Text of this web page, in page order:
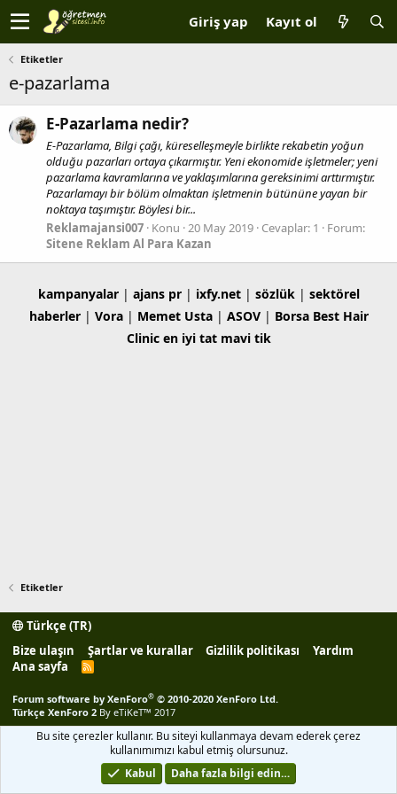
Giriş yap Kayıt ol
Etiketler
e-pazarlama
E-Pazarlama nedir?
E-Pazarlama, Bilgi çağı, küreselleşmeyle birlikte rekabetin yoğun
olduğu pazarları ortaya çıkarmıştır. Yeni ekonomide işletmeler; yeni
pazarlama kavramlarına ve yaklaşımlarına gereksinimi arttırmıştır.
Pazarlamayı bir bölüm olmaktan işletmenin bütününe yayan bir
noktaya taşımıştır. Böylesi bir...
Reklamajansi007 Konu 20 May 2019 Cevaplar: 1
Forum:
Sitene Reklam Al Para Kazan
kampanyalar| ajans pr| ixfy.net| sözlük| sektörel
haberler| Vora| Memet Usta| ASOV| Borsa Best Hair
Clinic en iyi tat mavi tik
Etiketler
Türkçe (TR)
Bize ulaşın
Şartlar ve kurallar Gizlilik politikası
Yardım
Ana sayfa
R
Forum software by XenForo® © 2010-2020 XenForo Ltd.
Türkçe XenForo 2 By eTiKeT™ 2017
Bu site çerezler kullanır. Bu siteyi kullanmaya devam ederek çerez
kullanımımızı kabul etmiş olursunuz.
Kabul
Daha fazla bilgi edin…